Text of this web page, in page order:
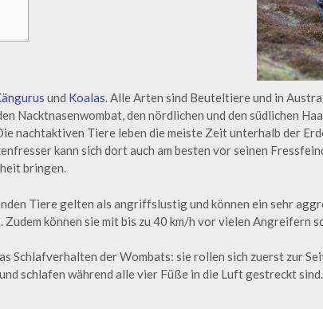
und Koalas. Alle Arten sind Beuteltiere und in
Nacktnasenwombat, den nördlichen und den südlichen
nachtaktiven Tiere leben die meiste Zeit unterhalb der
kann sich dort auch am besten vor seinen
bringen.
Tiere gelten als angriffslustig und können ein sehr
Zudem können sie mit bis zu 40 km/h vor vielen Angreifern
Schlafverhalten der Wombats: sie rollen sich zuerst zur
schlafen während alle vier Füße in die Luft gestreckt sind.